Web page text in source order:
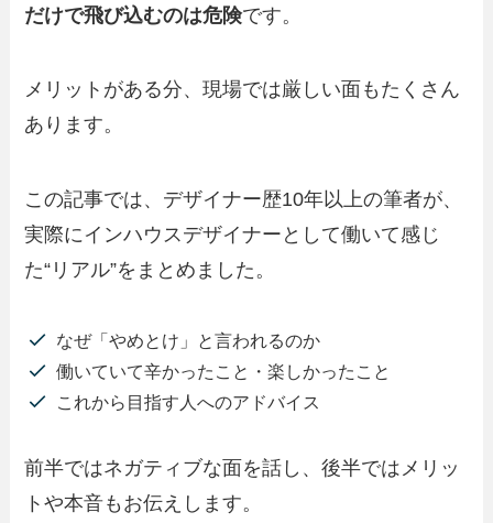
だけで飛び込むのは危険です。
メリットがある分、現場では厳しい面もたくさん
あります。
この記事では、デザイナー歴10年以上の筆者が、
実際にインハウスデザイナーとして働いて感じ
た“リアル”をまとめました。
なぜ「やめとけ」と言われるのか
働いていて辛かったこと・楽しかったこと
これから目指す人へのアドバイス
前半ではネガティブな面を話し、後半ではメリッ
トや本音もお伝えします。